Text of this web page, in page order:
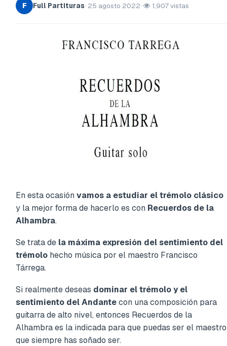
F Full Partituras· 25 agosto 2022· 1,907 vistas
En esta ocasión vamos a estudiar el trémolo clásico
y la mejor forma de hacerlo es con Recuerdos de la
Alhambra.
Se trata de la máxima expresión del sentimiento del
trémolo hecho música por el maestro Francisco
Tárrega.
Si realmente deseas dominar el trémolo y el
sentimiento del Andantecon una composición para
guitarra de alto nivel, entonces Recuerdos de la
Alhambra es la indicada para que puedas ser el maestro
que siempre has soñado ser.